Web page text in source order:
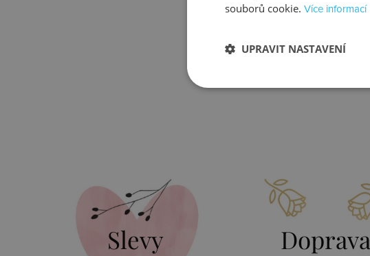
Slevy Doprava
souborů cookie. Více informací
UPRAVIT NASTAVENÍ